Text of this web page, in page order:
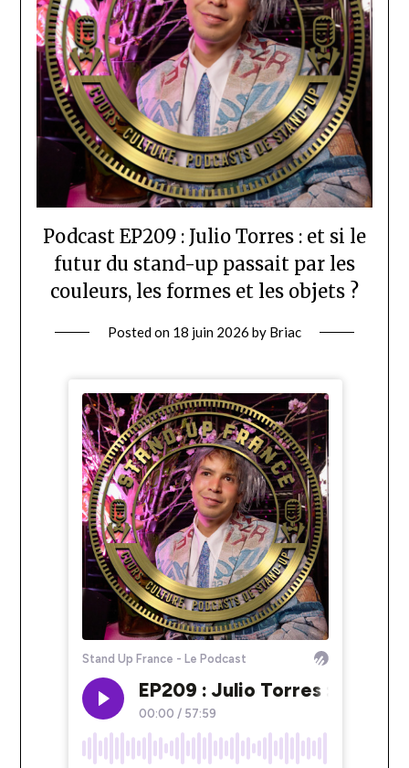
Podcast EP209 : Julio Torres : et si le
futur du stand-up passait par les
couleurs, les formes et les objets ?
Posted on 18 juin 2026 by Briac